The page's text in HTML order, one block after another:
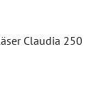
Claudia 250